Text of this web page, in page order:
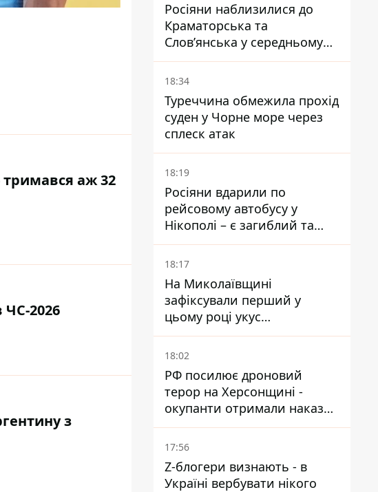
тримався аж 32
ЧС-2026
з
Росіяни наблизилися до
Краматорська та
Слов’янська у середньому
на 10 км - експерт
попередив про посилення
18:34
Туреччина обмежила прохід
суден у Чорне море через
сплеск атак
18:19
Росіяни вдарили по
рейсовому автобусу у
Нікополі – є загиблий та
поранені
18:17
На Миколаївщині
зафіксували перший у
цьому році укус
небезпечного каракурта
18:02
РФ посилює дроновий
терор на Херсонщині -
окупанти отримали наказ
вільно полювати на автівки
17:56
Z-блогери визнають - в
Україні вербувати нікого